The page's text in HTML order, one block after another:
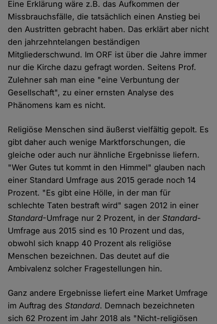
Eine Erklärung wäre z.B. das Aufkommen der
Missbrauchsfälle, die tatsächlich einen Anstieg bei
den Austritten gebracht haben. Das erklärt aber nicht
den jahrzehntelangen beständigen
Mitgliederschwund. Im ORF ist über die Jahre immer
nur die Kirche dazu gefragt worden. Seitens Prof.
Zulehner sah man eine "eine Verbuntung der
Gesellschaft", zu einer ernsten Analyse des
Phänomens kam es nicht.
Religiöse Menschen sind äußerst vielfältig gepolt. Es
gibt daher auch wenige Marktforschungen, die
gleiche oder auch nur ähnliche Ergebnisse liefern.
"Wer Gutes tut kommt in den Himmel" glauben nach
einer Standard Umfrage aus 2015 gerade noch 14
Prozent. "Es gibt eine Hölle, in der man für
schlechte Taten bestraft wird" sagen 2012 in einer
Standard-Umfrage nur 2 Prozent, in derStandard-
Umfrage aus 2015 sind es 10 Prozent und das,
obwohl sich knapp 40 Prozent als religiöse
Menschen bezeichnen. Das deutet auf die
Ambivalenz solcher Fragestellungen hin.
Ganz andere Ergebnisse liefert eine Market Umfrage
im Auftrag desStandard. Demnach bezeichneten
sich 62 Prozent im Jahr 2018 als "Nicht-religiösen